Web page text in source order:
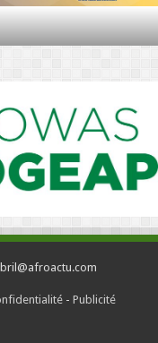
- Publicité